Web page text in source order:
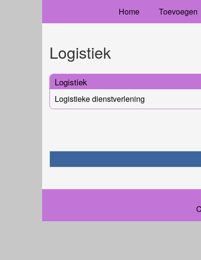
Home Toevoegen
Logistiek
Logistiek
Logistieke dienstverlening